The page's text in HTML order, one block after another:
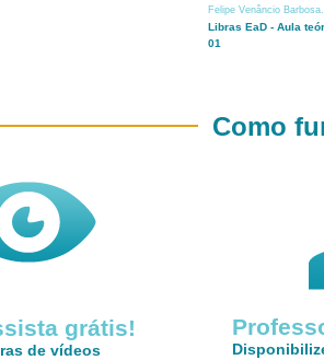
Felipe Venâncio
Libras EaD - Aula
01
grátis!
de vídeos
Como